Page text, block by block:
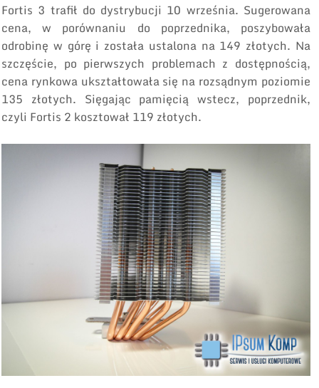
Fortis 3 trafił do dystrybucji 10 września. Sugerowana
cena, w porównaniu do poprzednika, poszybowała
odrobinę w górę i została ustalona na 149 złotych. Na
szczęście, po pierwszych problemach z dostępnością,
cena rynkowa ukształtowała się na rozsądnym poziomie
135 złotych. Sięgając pamięcią wstecz, poprzednik,
czyli Fortis 2 kosztował 119 złotych.